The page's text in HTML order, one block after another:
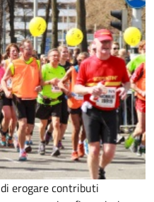
erogare contributi